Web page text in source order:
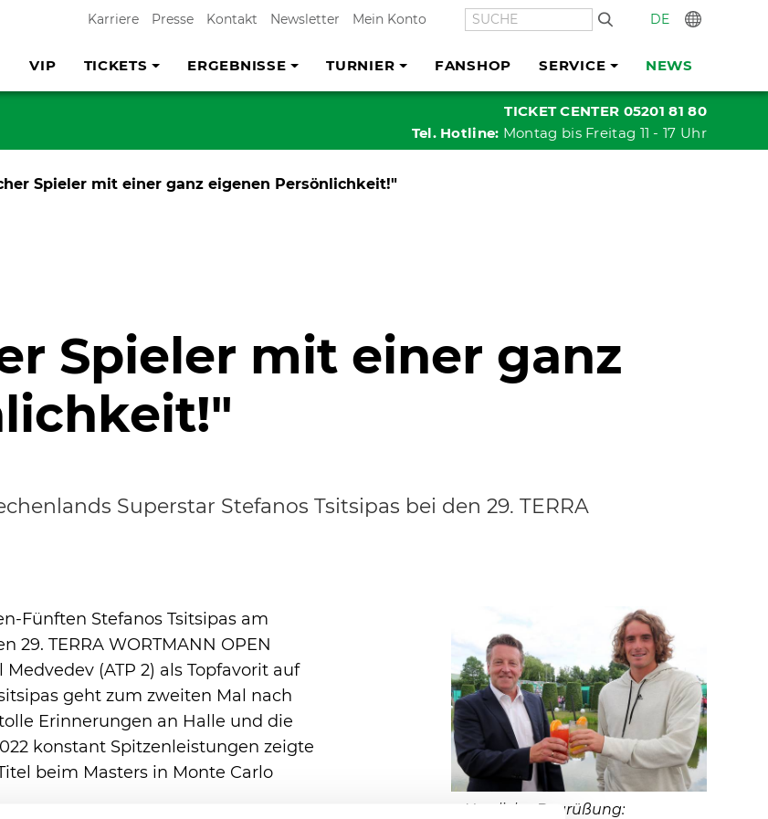
Karriere Presse Kontakt Newsletter Mein Konto SUCHE DE
VIP TICKETS ERGEBNISSE TURNIER FANSHOP SERVICE NEWS
TICKET CENTER 05201 81 80
Tel. Hotline: Montag bis Freitag 11 - 17 Uhr
Spieler mit einer ganz eigenen Persönlichkeit!"
Spieler mit einer ganz
Superstar Stefanos Tsitsipas bei den 29. TERRA
Fünften Stefanos Tsitsipas am
TERRA WORTMANN OPEN
(ATP 2) als Topfavorit auf
geht zum zweiten Mal nach
Erinnerungen an Halle und die
konstant Spitzenleistungen zeigte
beim Masters in Monte Carlo
Herzliche Begrüßung: